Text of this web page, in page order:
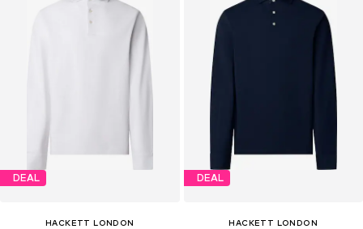
DEAL
HACKETT LONDON
DEAL
HACKETT LONDON